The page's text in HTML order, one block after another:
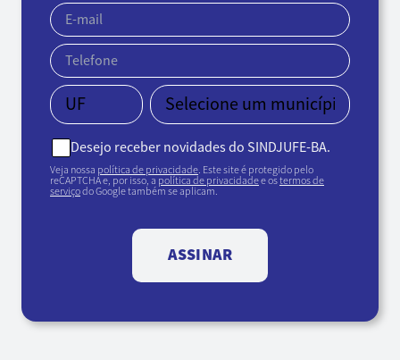
Desejo receber novidades do SINDJUFE-BA.
Veja nossa política de privacidade . Este site é protegido pelo
reCAPTCHA e, por isso, a política de privacidadee ostermos de
serviçodo Google também se aplicam.
ASSINAR